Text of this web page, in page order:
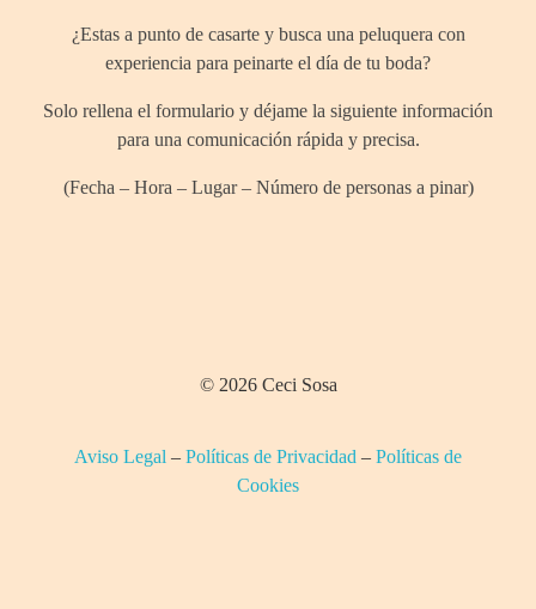
¿Estas a punto de casarte y busca una peluquera con
experiencia para peinarte el día de tu boda?
Solo rellena el formulario y déjame la siguiente información
para una comunicación rápida y precisa.
(Fecha – Hora – Lugar – Número de personas a pinar)
© 2026 Ceci Sosa
Aviso Legal – Políticas de Privacidad – Políticas de
Cookies